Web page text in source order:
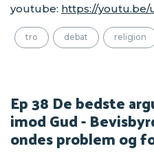
youtube: https://youtu.be/
tro debat religion
Ep 38 De bedste
imod Gud -
ondes problem og